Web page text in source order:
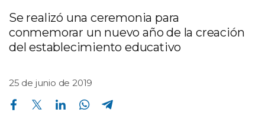
Se realizó una ceremonia para
conmemorar un nuevo año de la creación
del establecimiento educativo
25 de junio de 2019
Compartir en Facebook Compartir en Twitter Compartir en Linkedin Compartir en Whatsapp